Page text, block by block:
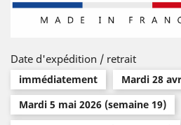
Date d'expédition / retrait
immédiatement
Mardi 28
Mardi 5 mai 2026 (semaine 19)